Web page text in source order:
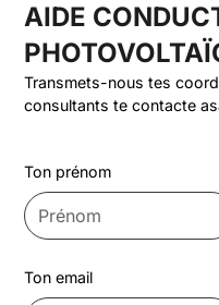
AIDE
Transmets-nous tes
consultants te contacte
Ton prénom
Ton email